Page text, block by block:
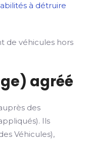
à détruire
de véhicules hors
agréé
des
Ils
Véhicules),